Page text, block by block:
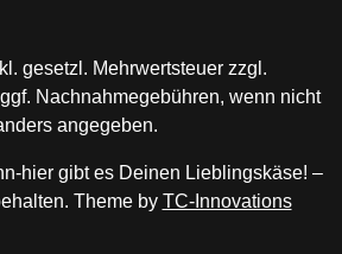
gesetzl. Mehrwertsteuer zzgl.
Nachnahmegebühren, wenn nicht
angegeben.
hier gibt es Deinen Lieblingskäse! –
Theme by TC-Innovations